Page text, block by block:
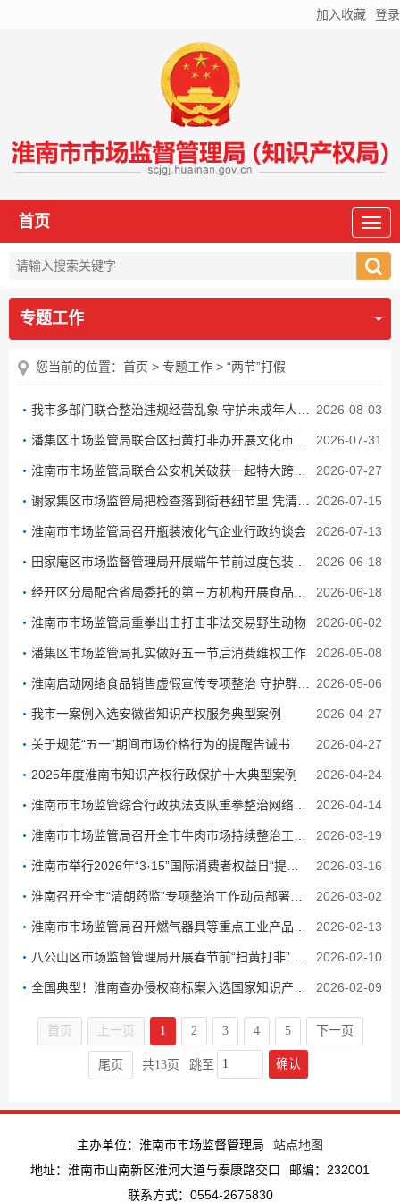
加入收藏 登录
首页
专题工作
您当前的位置： 首页 > 专题工作 > “两节”打假
2026-08-03
2026-07-31
2026-07-27
2026-07-15
淮南市市场监管局召开瓶装液化气企业行政约谈会 2026-07-13
2026-06-18
2026-06-18
淮南市市场监管局重拳出击打击非法交易野生动物 2026-06-02
潘集区市场监管局扎实做好五一节后消费维权工作 2026-05-08
2026-05-06
我市一案例入选安徽省知识产权服务典型案例 2026-04-27
关于规范“五一”期间市场价格行为的提醒告诫书 2026-04-27
2025年度淮南市知识产权行政保护十大典型案例 2026-04-24
2026-04-14
2026-03-19
2026-03-16
2026-03-02
2026-02-13
2026-02-10
2026-02-09
首页 上一页 1 2 3 4 5 下一页
尾页 共13页 跳至 确认
主办单位：淮南市市场监督管理局
站点地图
地址：淮南市山南新区淮河大道与泰康路交口
邮编：232001
联系方式：0554-2675830